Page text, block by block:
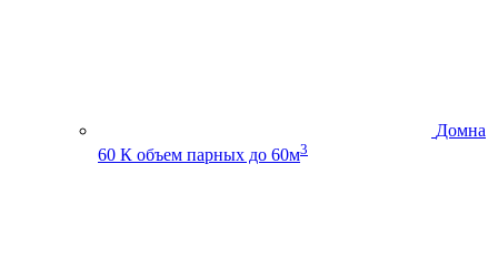
Домна
60 К объем парных до 60м3